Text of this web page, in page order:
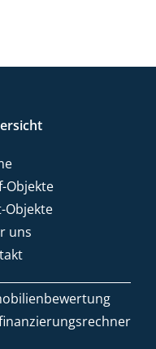
Objekte
Objekte
uns